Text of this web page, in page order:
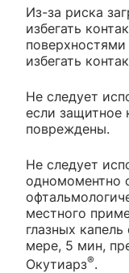
Из-за риска
избегать
избегать
Не следует
если защитное
повреждены.
Не следует
одномоментно
местного
глазных
мере, 5 мин,
Окутиарз®.